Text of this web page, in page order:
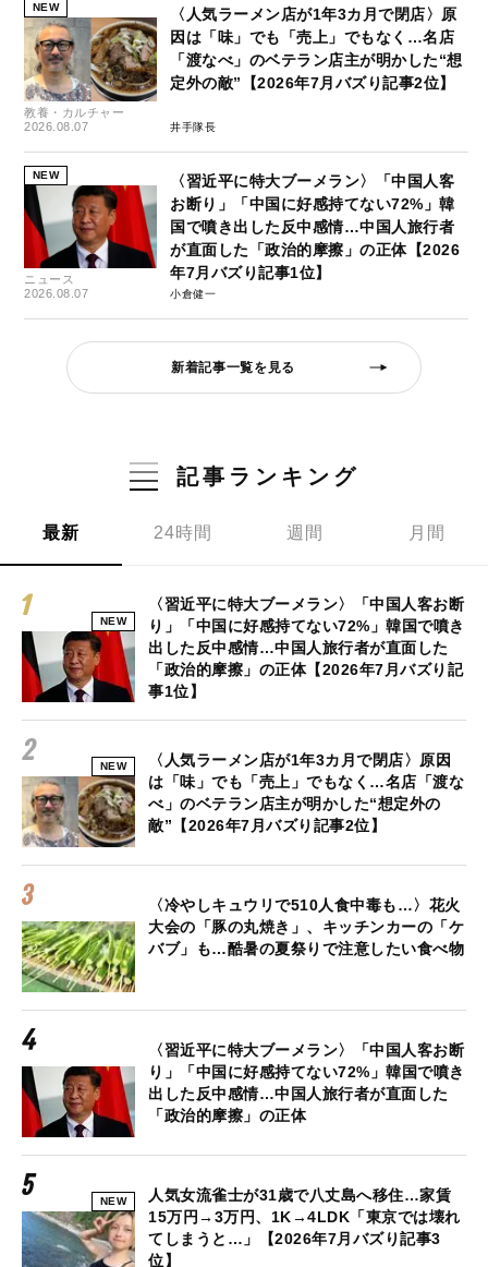
NEW
教養・カルチャー
2026.08.07
〈人気ラーメン店が1年3カ月で閉店〉原
因は「味」でも「売上」でもなく…名店
「渡なべ」のベテラン店主が明かした“想
定外の敵”【2026年7月バズり記事2位】
井手隊長
NEW
ニュース
2026.08.07
〈習近平に特大ブーメラン〉「中国人客
お断り」「中国に好感持てない72%」韓
国で噴き出した反中感情…中国人旅行者
が直面した「政治的摩擦」の正体【2026
年7月バズり記事1位】
小倉健一
新着記事一覧を見る
記事ランキング
最新 24時間 週間 月間
NEW
〈習近平に特大ブーメラン〉「中国人客お断
り」「中国に好感持てない72%」韓国で噴き
出した反中感情…中国人旅行者が直面した
「政治的摩擦」の正体【2026年7月バズり記
事1位】
NEW
〈人気ラーメン店が1年3カ月で閉店〉原因
は「味」でも「売上」でもなく…名店「渡な
べ」のベテラン店主が明かした“想定外の
敵”【2026年7月バズり記事2位】
〈冷やしキュウリで510人食中毒も…〉花火
大会の「豚の丸焼き」、キッチンカーの「ケ
バブ」も…酷暑の夏祭りで注意したい食べ物
〈習近平に特大ブーメラン〉「中国人客お断
り」「中国に好感持てない72%」韓国で噴き
出した反中感情…中国人旅行者が直面した
「政治的摩擦」の正体
NEW
人気女流雀士が31歳で八丈島へ移住…家賃
15万円→3万円、1K→4LDK「東京では壊れ
てしまうと…」【2026年7月バズり記事3
位】